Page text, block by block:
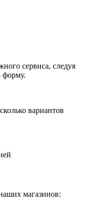
сервиса, следуя
форму.
вариантов
магазинов: